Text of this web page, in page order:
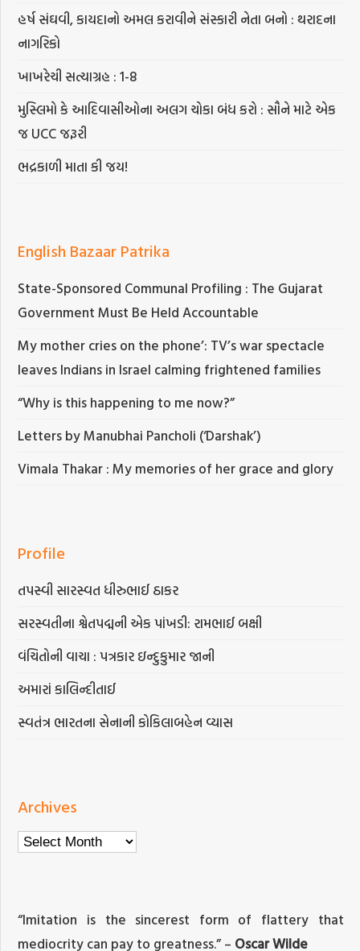
હર્ષ સંઘવી, કાયદાનો અમલ કરાવીને સંસ્કારી નેતા બનો : થરાદના
નાગરિકો
ખાખરેચી સત્યાગ્રહ : 1-8
મુસ્લિમો કે આદિવાસીઓના અલગ ચોકા બંધ કરો : સૌને માટે એક
જ UCC જરૂરી
ભદ્રકાળી માતા કી જય!
English Bazaar Patrika
State-Sponsored Communal Profiling : The Gujarat
Government Must Be Held Accountable
My mother cries on the phone’: TV’s war spectacle
leaves Indians in Israel calming frightened families
“Why is this happening to me now?”
Letters by Manubhai Pancholi (‘Darshak’)
Vimala Thakar : My memories of her grace and glory
Profile
તપસ્વી સારસ્વત ધીરુભાઈ ઠાકર
સરસ્વતીના શ્વેતપદ્મની એક પાંખડી: રામભાઈ બક્ષી
વંચિતોની વાચા : પત્રકાર ઇન્દુકુમાર જાની
અમારાં કાલિન્દીતાઈ
સ્વતંત્ર ભારતના સેનાની કોકિલાબહેન વ્યાસ
Archives
Archives
“Imitation is the sincerest form of flattery that
mediocrity can pay to greatness.” – Oscar Wilde